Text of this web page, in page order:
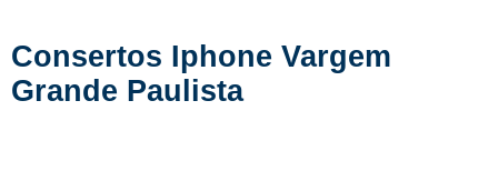
Consertos Iphone Vargem
Grande Paulista